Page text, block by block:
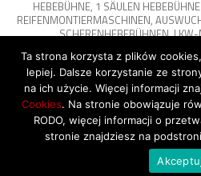
HEBEBÜHNE, 1 SÄULEN
REIFENMONTIERMASCHINEN,
SCHERENHEBEBÜHNEN,LKW-
© 2026 Copyright by
reserved
Ta strona korzysta z plików
lepiej. Dalsze korzystanie ze
na ich użycie. Więcej informacji
Cookies. Na stronie obowiązuje
RODO, więcej informacji o
stronie znajdziesz na